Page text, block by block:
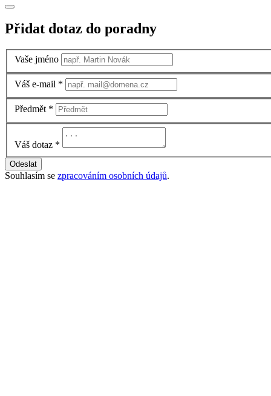
Přidat dotaz do poradny
Vaše jméno
Váš e-mail *
Předmět *
Váš dotaz *
Odeslat
Souhlasím se zpracováním osobních údajů.